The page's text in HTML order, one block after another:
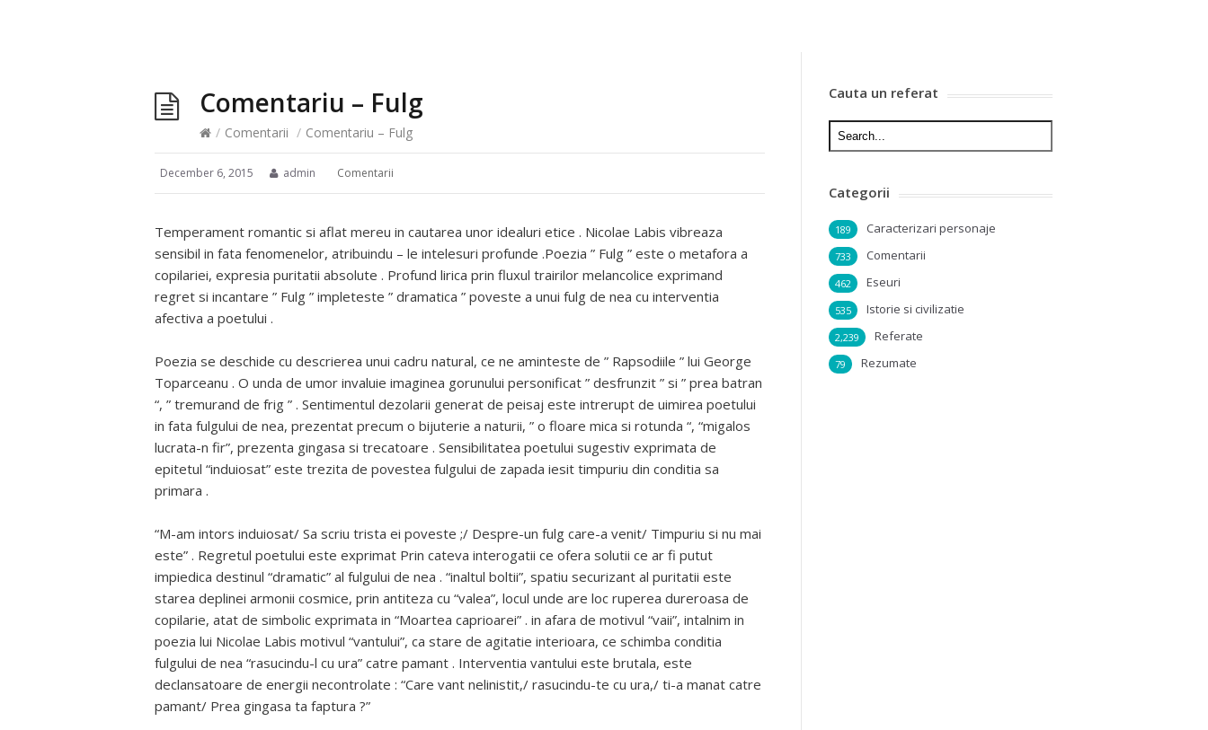
Comentariu – Fulg
/ Comentarii / Comentariu – Fulg
December 6, 2015 admin Comentarii
Temperament romantic si aflat mereu in cautarea unor idealuri etice . Nicolae Labis vibreaza
sensibil in fata fenomenelor, atribuindu – le intelesuri profunde .Poezia ” Fulg ” este o metafora a
copilariei, expresia puritatii absolute . Profund lirica prin fluxul trairilor melancolice exprimand
regret si incantare ” Fulg ” impleteste ” dramatica ” poveste a unui fulg de nea cu interventia
afectiva a poetului .
Poezia se deschide cu descrierea unui cadru natural, ce ne aminteste de ” Rapsodiile ” lui George
Toparceanu . O unda de umor invaluie imaginea gorunului personificat ” desfrunzit ” si ” prea batran
“, ” tremurand de frig ” . Sentimentul dezolarii generat de peisaj este intrerupt de uimirea poetului
in fata fulgului de nea, prezentat precum o bijuterie a naturii, ” o floare mica si rotunda “, “migalos
lucrata-n fir”, prezenta gingasa si trecatoare . Sensibilitatea poetului sugestiv exprimata de
epitetul “induiosat” este trezita de povestea fulgului de zapada iesit timpuriu din conditia sa
primara .
“M-am intors induiosat/ Sa scriu trista ei poveste ;/ Despre-un fulg care-a venit/ Timpuriu si nu mai
este” . Regretul poetului este exprimat Prin cateva interogatii ce ofera solutii ce ar fi putut
impiedica destinul “dramatic” al fulgului de nea . “inaltul boltii”, spatiu securizant al puritatii este
starea deplinei armonii cosmice, prin antiteza cu “valea”, locul unde are loc ruperea dureroasa de
copilarie, atat de simbolic exprimata in “Moartea caprioarei” . in afara de motivul “vaii”, intalnim in
poezia lui Nicolae Labis motivul “vantului”, ca stare de agitatie interioara, ce schimba conditia
fulgului de nea “rasucindu-l cu ura” catre pamant . Interventia vantului este brutala, este
declansatoare de energii necontrolate : “Care vant nelinistit,/ rasucindu-te cu ura,/ ti-a manat catre
pamant/ Prea gingasa ta faptura ?”
Cauta un referat
Categorii
Caracterizari personaje
189
Comentarii
733
Eseuri
462
Istorie si civilizatie
535
Referate
2,239
Rezumate
79